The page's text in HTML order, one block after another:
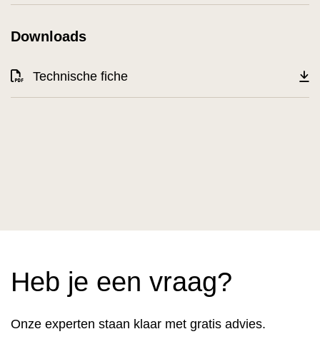
Downloads
Technische fiche
Heb je een vraag?
Onze experten staan klaar met gratis advies.